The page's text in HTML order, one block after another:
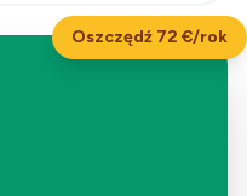
Oszczędź 72 €/rok